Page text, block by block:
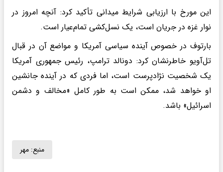
این مورخ با ارزیابی شرایط میدانی تأکید کرد: آنچه امروز در
نوار غزه در جریان است، یک نسل‌کشی تمام‌عیار است.
بارتوف در خصوص آینده سیاسی آمریکا و مواضع آن در قبال
تل‌آویو خاطرنشان کرد: دونالد ترامپ، رئیس جمهوری آمریکا
یک شخصیت نژادپرست است، اما فردی که در آینده جانشین
او خواهد شد، ممکن است به طور کامل «مخالف و دشمن
اسرائیل» باشد.
منبع: مهر